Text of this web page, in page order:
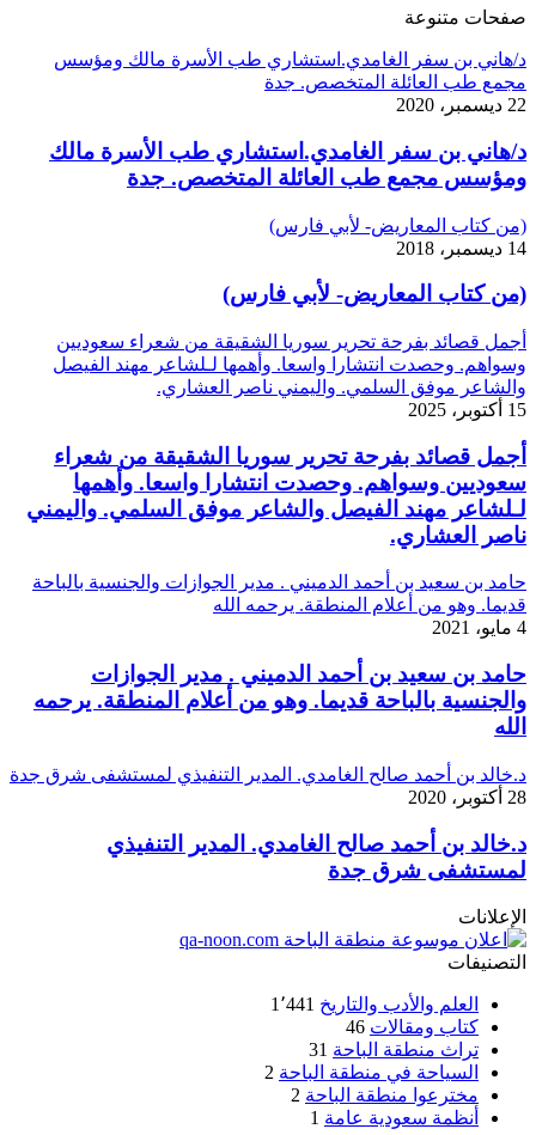
صفحات متنوعة
د/هاني بن سفر الغامدي.استشاري طب الأسرة مالك ومؤسس
مجمع طب العائلة المتخصص. جدة
22 ديسمبر، 2020
د/هاني بن سفر الغامدي.استشاري طب الأسرة مالك
ومؤسس مجمع طب العائلة المتخصص. جدة
(من كتاب المعاريض- لأبي فارس)
14 ديسمبر، 2018
(من كتاب المعاريض- لأبي فارس)
أجمل قصائد بفرحة تحرير سوريا الشقيقة من شعراء سعوديين
وسواهم. وحصدت انتشارا واسعا. وأهمها لـلشاعر مهند الفيصل
والشاعر موفق السلمي. واليمني ناصر العشاري.
15 أكتوبر، 2025
أجمل قصائد بفرحة تحرير سوريا الشقيقة من شعراء
سعوديين وسواهم. وحصدت انتشارا واسعا. وأهمها
لـلشاعر مهند الفيصل والشاعر موفق السلمي. واليمني
ناصر العشاري.
حامد بن سعيد بن أحمد الدميني . مدير الجوازات والجنسية بالباحة
قديما. وهو من أعلام المنطقة. يرحمه الله
4 مايو، 2021
حامد بن سعيد بن أحمد الدميني . مدير الجوازات
والجنسية بالباحة قديما. وهو من أعلام المنطقة. يرحمه
الله
د.خالد بن أحمد صالح الغامدي. المدير التنفيذي لمستشفى شرق جدة
28 أكتوبر، 2020
د.خالد بن أحمد صالح الغامدي. المدير التنفيذي
لمستشفى شرق جدة
الإعلانات
التصنيفات
العلم والأدب والتاريخ 1٬441
كتاب ومقالات 46
تراث منطقة الباحة 31
السياحة في منطقة الباحة 2
مخترعوا منطقة الباحة 2
أنظمة سعودية عامة 1